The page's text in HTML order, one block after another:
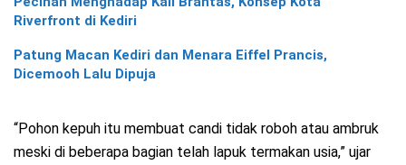
Riverfront di Kediri
Patung Macan Kediri dan Menara Eiffel Prancis,
Dicemooh Lalu Dipuja
“Pohon kepuh itu membuat candi tidak roboh atau ambruk
meski di beberapa bagian telah lapuk termakan usia,” ujar